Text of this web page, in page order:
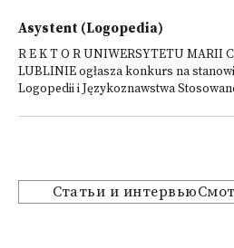
Asystent (Logopedia)
R E K T O R UNIWERSYTETU MARII
LUBLINIE ogłasza konkurs na
Logopedii i Językoznawstwa
Статьи и